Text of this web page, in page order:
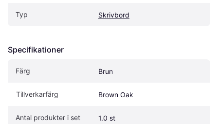
Typ Skrivbord
Specifikationer
Färg Brun
Tillverkarfärg Brown Oak
Antal produkter i set 1.0 st